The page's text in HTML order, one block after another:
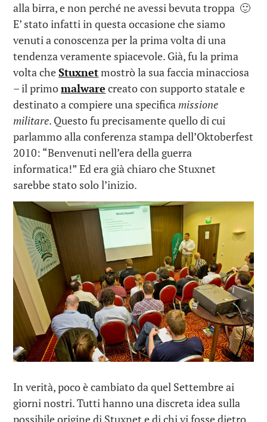
alla birra, e non perché ne avessi bevuta troppa 🙂
E’ stato infatti in questa occasione che siamo
venuti a conoscenza per la prima volta di una
tendenza veramente spiacevole. Già, fu la prima
volta cheStuxnetmostrò la sua faccia minacciosa
– il primomalware creato con supporto statale e
destinato a compiere una specificamissione
militare. Questo fu precisamente quello di cui
parlammo alla conferenza stampa dell’Oktoberfest
2010: “Benvenuti nell’era della guerra
informatica!” Ed era già chiaro che Stuxnet
sarebbe stato solo l’inizio.
In verità, poco è cambiato da quel Settembre ai
giorni nostri. Tutti hanno una discreta idea sulla